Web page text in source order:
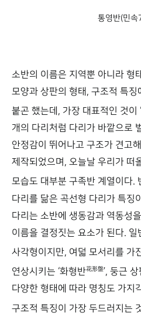
해주반(민
소반의 이름은 지역뿐 아니라 형
모양과 상판의 형태, 구조적 특징
붙곤 했는데, 가장 대표적인 것이
개의 다리처럼 다리가 바깥으로
안정감이 뛰어나고 구조가 견고
제작되었으며, 오늘날 우리가 떠
모습도 대부분 구족반 계열이다.
다리를 닮은 곡선형 다리가 특징
다리는 소반에 생동감과 역동성
이름을 결정짓는 요소가 된다.
사각형이지만, 여덟 모서리를 가
연상시키는 ‘화형반花形盤’, 둥근
다양한 형태에 따라 명칭도 가지
구조적 특징이 가장 두드러지는